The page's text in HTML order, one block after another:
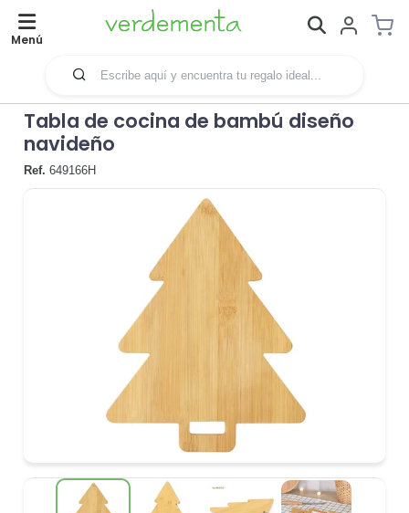
Menú
Tabla de cocina de bambú diseño
navideño
Ref. 649166H